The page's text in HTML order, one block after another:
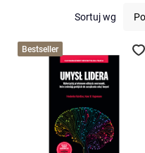
Sortuj wg
Bestseller